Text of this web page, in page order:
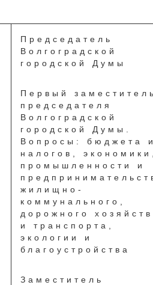
Председатель
Волгоградской
городской Думы
Первый
председателя
Волгоградской
городской Думы.
Вопросы: бюджета
налогов,
промышленности и
жилищно-
коммунального,
дорожного
и транспорта,
экологии и
благоустройства
Заместитель